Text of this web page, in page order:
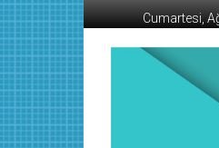
İçeriğe
geç
Cumartesi,
AFŞİN